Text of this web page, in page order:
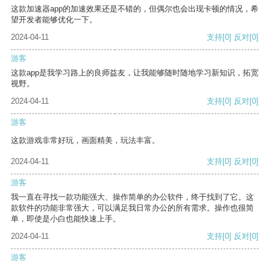
这款加速器app的加速效果还是不错的，但偶尔也会出现卡顿的情况，希
望开发者能够优化一下。
2024-04-11
支持[0] 反对[0]
游客
这款app是我学习路上的良师益友，让我能够随时随地学习新知识，拓宽
视野。
2024-04-11
支持[0] 反对[0]
游客
这款游戏非常好玩，画面精美，玩法丰富。
2024-04-11 支持[0] 反对[0]
游客
我一直在寻找一款功能强大、操作简单的办公软件，终于找到了它。这
款软件的功能非常强大，可以满足我日常办公的所有需求。操作也很简
单，即使是小白也能快速上手。
2024-04-11
支持[0] 反对[0]
游客